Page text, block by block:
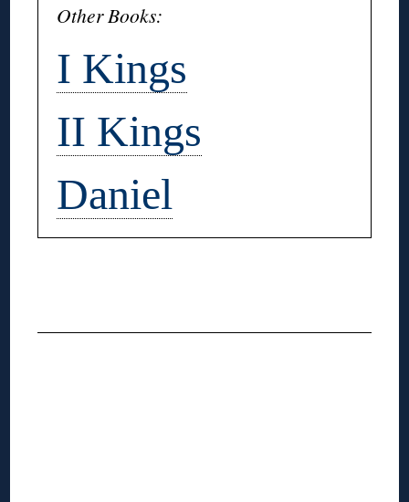
Other Books:
I Kings
II Kings
Daniel